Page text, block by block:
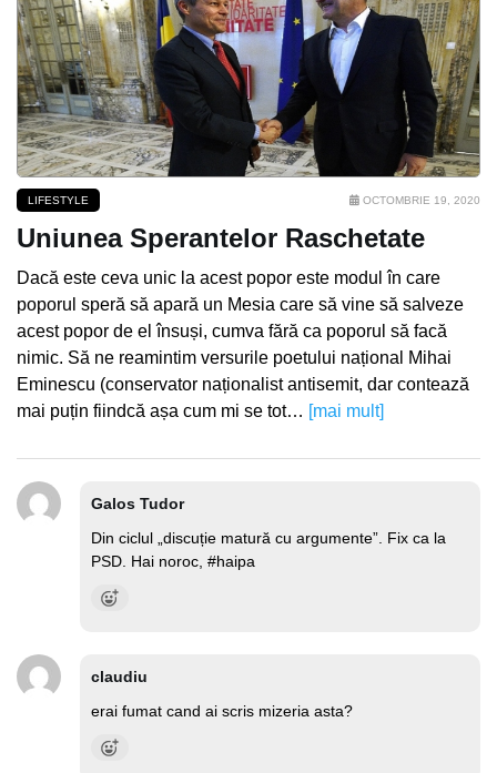
LIFESTYLE OCTOMBRIE 19, 2020
Uniunea Sperantelor Raschetate
Dacă este ceva unic la acest popor este modul în care
poporul speră să apară un Mesia care să vine să salveze
acest popor de el însuși, cumva fără ca poporul să facă
nimic. Să ne reamintim versurile poetului național Mihai
Eminescu (conservator naționalist antisemit, dar contează
mai puțin fiindcă așa cum mi se tot… [mai mult]
Galos Tudor
Din ciclul „discuție matură cu argumente”. Fix ca la
PSD. Hai noroc, #haipa
claudiu
erai fumat cand ai scris mizeria asta?